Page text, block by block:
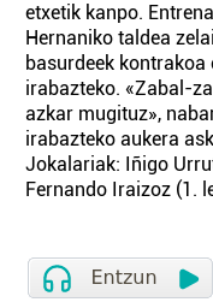
etxetik kanpo.
Hernaniko taldea
basurdeek
irabazteko. «Zabal-
azkar mugituz»,
irabazteko aukera
Jokalariak: Iñigo
Fernando Iraizoz (1.